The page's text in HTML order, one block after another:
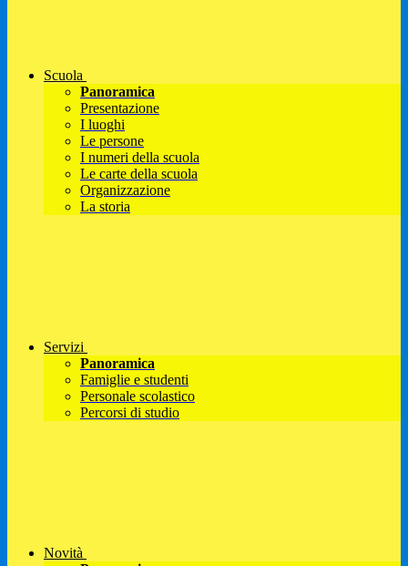
Scuola
Panoramica
Presentazione
I luoghi
Le persone
I numeri della scuola
Le carte della scuola
Organizzazione
La storia
Servizi
Panoramica
Famiglie e studenti
Personale scolastico
Percorsi di studio
Novità